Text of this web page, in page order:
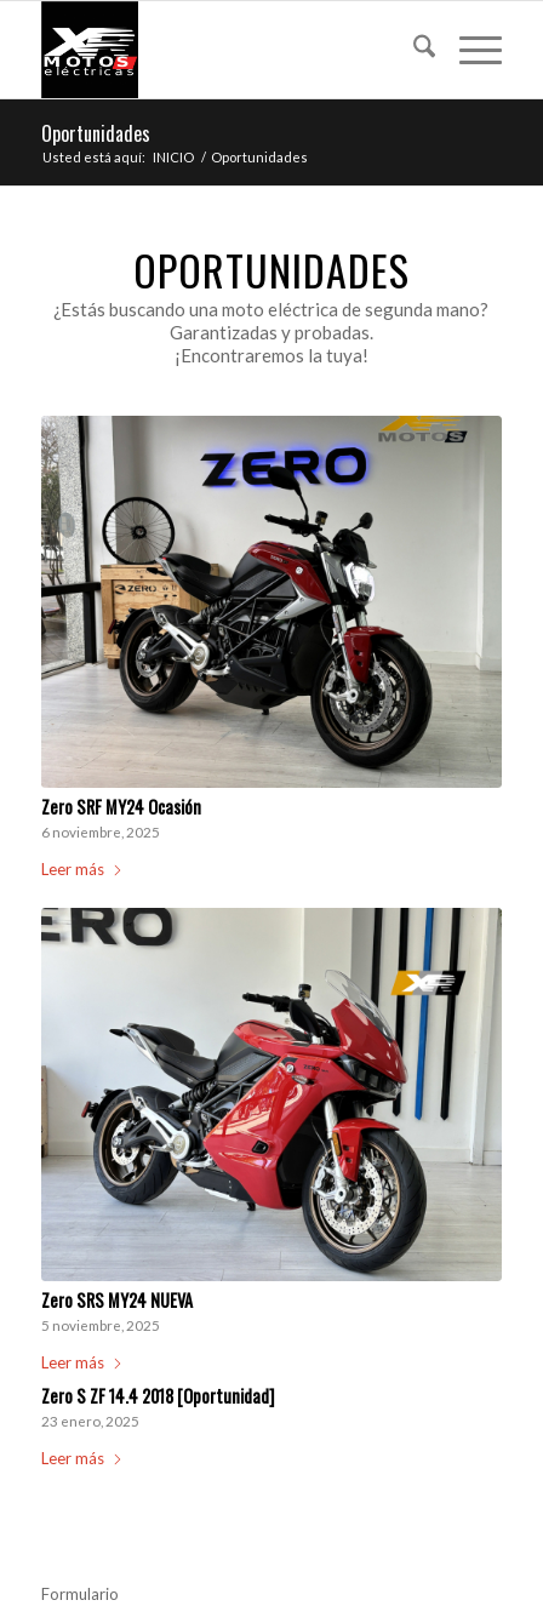
Oportunidades
Usted está aquí: INICIO / Oportunidades
OPORTUNIDADES
¿Estás buscando una moto eléctrica de segunda mano?
Garantizadas y probadas.
¡Encontraremos la tuya!
Zero SRF MY24 Ocasión
6 noviembre, 2025
Leer más
Zero SRS MY24 NUEVA
5 noviembre, 2025
Leer más
Zero S ZF 14.4 2018 [Oportunidad]
23 enero, 2025
Leer más
Formulario